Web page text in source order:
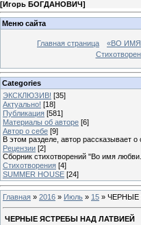
[Игорь БОГДАНОВИЧ]
Меню сайта
Главная страница «ВО
Categories
ЭКСКЛЮЗИВ! [35]
Актуально! [18]
Публикация [581]
Материалы об авторе [6]
Автор о себе [9]
В этом разделе, автор рассказывает
Рецензии [2]
Сборник стихотворений "Во имя
Стихотворения [4]
SUMMER HOUSE [24]
Главная » 2016 » Июль » 15 » ЧЕРНЫЕ
ЧЕРНЫЕ ЯСТРЕБЫ НАД ЛАТВИЕЙ